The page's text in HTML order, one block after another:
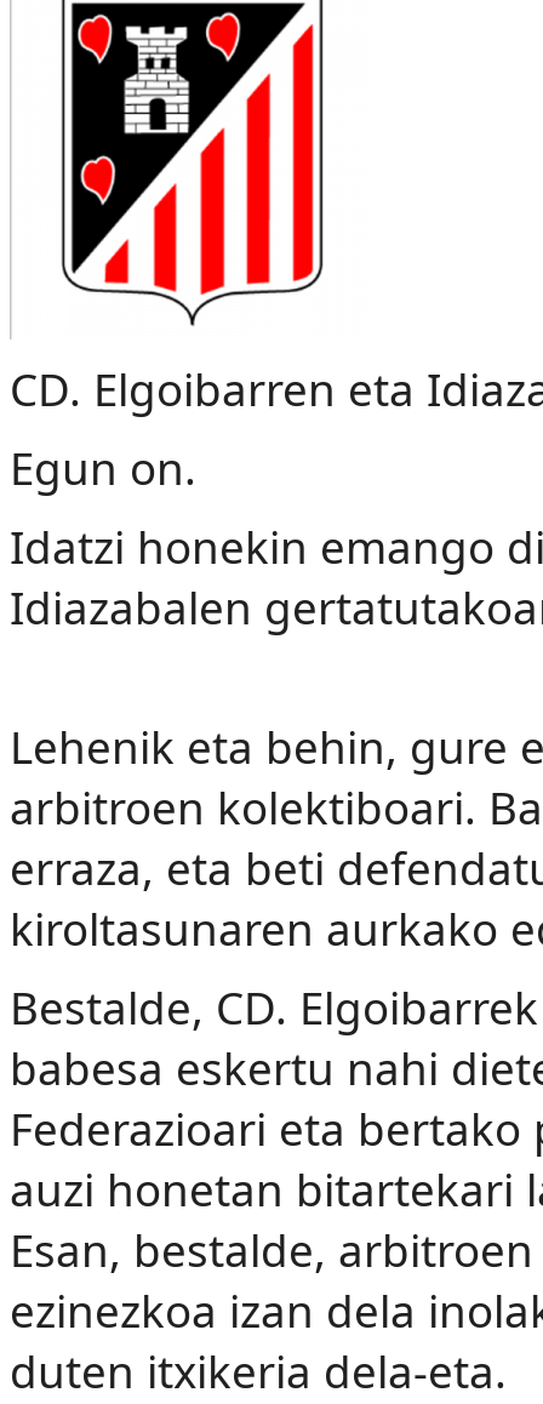
CD. Elgoibarren eta
Egun on.
Idatzi honekin emango
Idiazabalen
Lehenik eta behin, gure
arbitroen kolektiboari.
erraza, eta beti
kiroltasunaren aurkako
Bestalde, CD.
babesa eskertu nahi
Federazioari eta
auzi honetan bitartekari
Esan, bestalde,
ezinezkoa izan dela
duten itxikeria dela-eta.